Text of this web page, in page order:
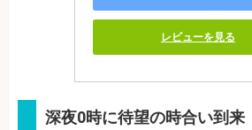
レビューを見る
深夜0時に待望の時合い到来